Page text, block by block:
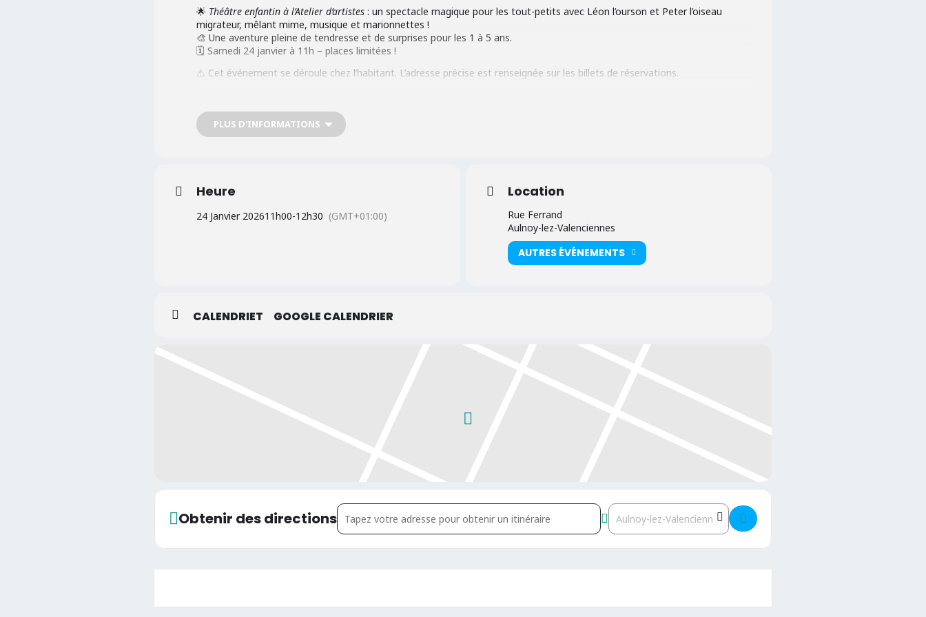
🌟 Théâtre enfantin à l’Atelier d’artistes : un spectacle magique pour les tout-petits avec Léon l’ourson et Peter l’oiseau
migrateur, mêlant mime, musique et marionnettes !
🎨 Une aventure pleine de tendresse et de surprises pour les 1 à 5 ans.
🗓️ Samedi 24 janvier à 11h – places limitées !
⚠️ Cet événement se déroule chez l’habitant. L’adresse précise est renseignée sur les billets de réservations.
PLUS D'INFORMATIONS
Heure
24 Janvier 202611h00-12h30 (GMT+01:00)
Location
Rue Ferrand
Aulnoy-lez-Valenciennes
AUTRES ÉVÉNEMENTS
CALENDRIET GOOGLE CALENDRIER
Obtenir des directionsAddress - Théâtre enfantin à l'Atelier d'artistes [] Destination Address - Théâtre enfantin à l'Atelier d'artistes []